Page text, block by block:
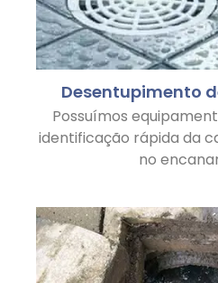
Desentupimento
Possuímos
identificação rápida da
no